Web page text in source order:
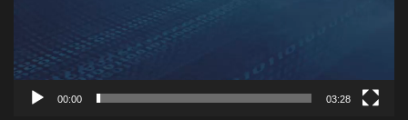
00:00 03:28